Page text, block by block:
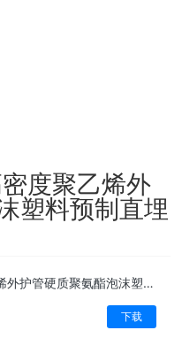
密度聚乙烯外
塑料预制直埋
GBT 29047-2012 高密度聚乙烯外护管硬质聚氨酯泡沫塑料预制直埋保温管及管件
下载